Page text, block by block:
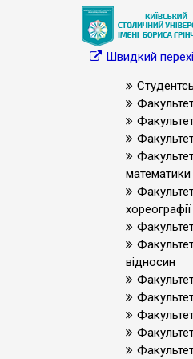
Швидкий
математики
хореографії
відносин
Факультет